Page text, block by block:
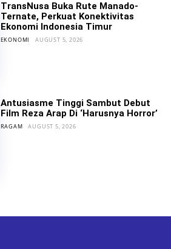
TransNusa Buka Rute Manado-
Ternate, Perkuat Konektivitas
Ekonomi Indonesia Timur
EKONOMI AUGUST 5, 2026
Antusiasme Tinggi Sambut Debut
Film Reza Arap Di ‘Harusnya Horror’
RAGAM AUGUST 5, 2026